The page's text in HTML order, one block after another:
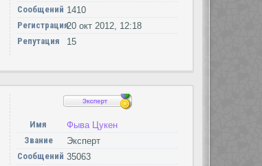
Сообщений 1410
Регистрация20 окт 2012, 12:18
Репутация
15
Имя
Фыва Цукен
Звание
Эксперт
Сообщений 35063